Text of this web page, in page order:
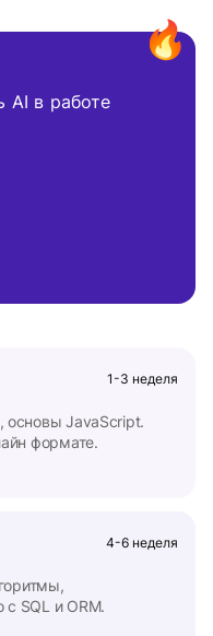
AI в работе
1-3 неделя
основы JavaScript.
формате.
4-6 неделя
SQL и ORM.